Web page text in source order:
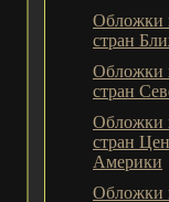
Обложки
стран
Обложки
стран
Обложки
стран
Америки
Обложки